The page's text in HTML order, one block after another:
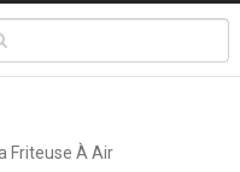
Friteuse À Air